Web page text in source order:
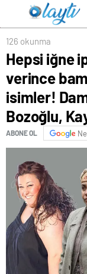
Ersubaşı,
Şenocak…
126 okunma
Hepsi iğne
verince
isimler!
Bozoğlu,
ABONE OL